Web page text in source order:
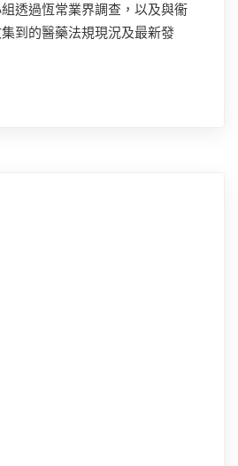
透過恆常業界調查，以及與衞
到的醫藥法規現況及最新發